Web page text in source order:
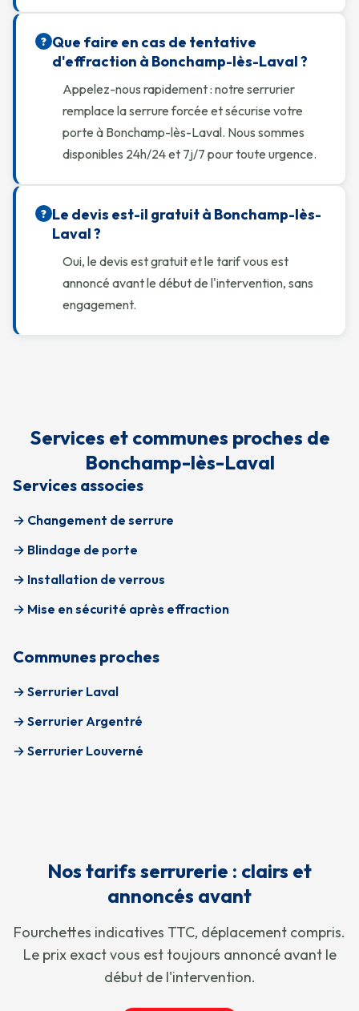
? Que faire en cas de tentative
d'effraction à Bonchamp-lès-Laval ?
Appelez-nous rapidement : notre serrurier
remplace la serrure forcée et sécurise votre
porte à Bonchamp-lès-Laval. Nous sommes
disponibles 24h/24 et 7j/7 pour toute urgence.
? Le devis est-il gratuit à Bonchamp-lès-
Laval ?
Oui, le devis est gratuit et le tarif vous est
annoncé avant le début de l'intervention, sans
engagement.
Services et communes proches de
Bonchamp-lès-Laval
Services associes
→ Changement de serrure
→ Blindage de porte
→ Installation de verrous
→ Mise en sécurité après effraction
Communes proches
→ Serrurier Laval
→ Serrurier Argentré
→ Serrurier Louverné
Nos tarifs serrurerie : clairs et
annoncés avant
Fourchettes indicatives TTC, déplacement compris.
Le prix exact vous est toujours annoncé avant le
début de l'intervention.